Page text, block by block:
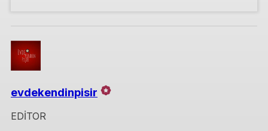
evdekendinpisir
EDİTOR